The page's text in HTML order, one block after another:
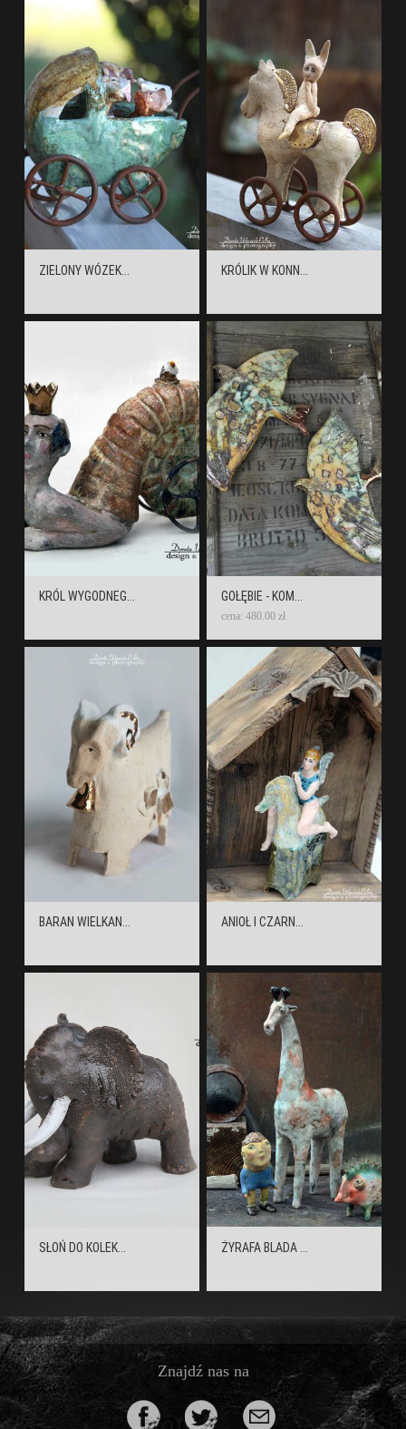
ZIELONY WÓZEK... KRÓLIK W KONN...
KRÓL WYGODNEG... GOŁĘBIE - KOM...
cena: 480.00 zł
BARAN WIELKAN... ANIOŁ I CZARN...
SŁOŃ DO KOLEK... ŻYRAFA BLADA ...
Znajdź nas na